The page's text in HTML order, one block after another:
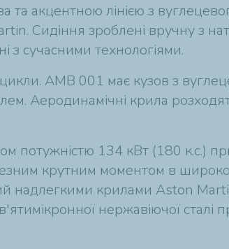
акцентною лінією з
Сидіння зроблені вручну з
з сучасними технологіями.
AMB 001 має кузов з
крила
134 кВт (180 к.с.)
крутним моментом в
крилами Aston
нержавіючої